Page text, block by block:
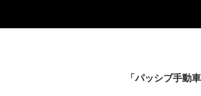
「パッシブ手動